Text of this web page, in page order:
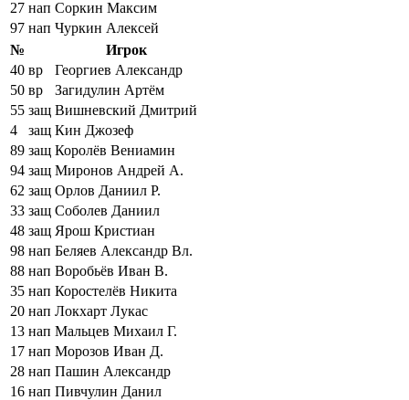
27 нап Соркин Максим
97 нап Чуркин Алексей
№
Игрок
40 вр
Георгиев Александр
50 вр
Загидулин Артём
55 защ Вишневский Дмитрий
4
защ Кин Джозеф
89 защ Королёв Вениамин
94 защ Миронов Андрей А.
62 защ Орлов Даниил Р.
33 защ Соболев Даниил
48 защ Ярош Кристиан
98 нап Беляев Александр Вл.
88 нап Воробьёв Иван В.
35 нап Коростелёв Никита
20 нап Локхарт Лукас
13 нап Мальцев Михаил Г.
17 нап Морозов Иван Д.
28 нап Пашин Александр
16 нап Пивчулин Данил